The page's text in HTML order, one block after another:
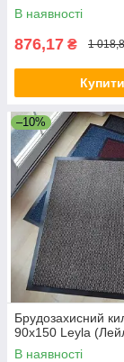
В наявності
876,17 ₴ 1
Купити
–10%
Брудозахисний
90х150 Leyla
В наявності